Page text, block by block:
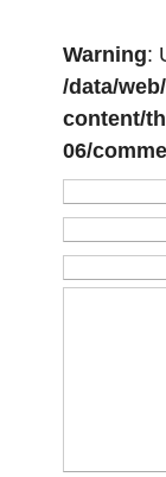
Warning:
/data/
content/
06/